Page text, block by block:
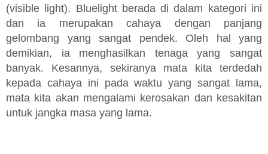
(visible light). Bluelight berada di dalam kategori ini
dan ia merupakan cahaya dengan panjang
gelombang yang sangat pendek. Oleh hal yang
demikian, ia menghasilkan tenaga yang sangat
banyak. Kesannya, sekiranya mata kita terdedah
kepada cahaya ini pada waktu yang sangat lama,
mata kita akan mengalami kerosakan dan kesakitan
untuk jangka masa yang lama.